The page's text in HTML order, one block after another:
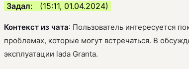
Задал: ︎ ︎ (15:11, 01.04.2024)
Контекст из чата: Пользователь интересуется
проблемах, которые могут встречаться. В
эксплуатации lada Granta.